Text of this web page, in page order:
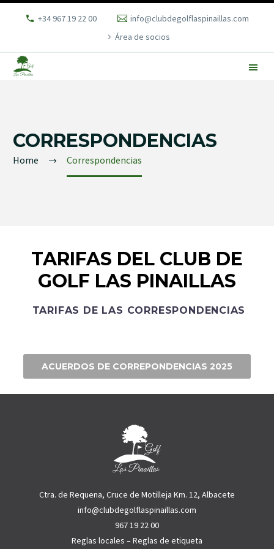
+34 967 19 22 00
info@clubdegolflaspinaillas.com
Área de socios
CORRESPONDENCIAS
Home Correspondencias
TARIFAS DEL CLUB DE
GOLF LAS PINAILLAS
TARIFAS DE LAS CORRESPONDENCIAS
ACUERDOS DE CORREPONDENCIAS 2025
Ctra. de Requena, Cruce de Motilleja Km. 12, Albacete
info@clubdegolflaspinaillas.com
967 19 22 00
Reglas locales –Reglas de etiqueta